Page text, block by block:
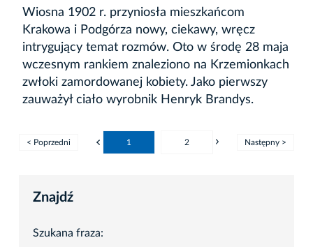
Wiosna 1902 r. przyniosła mieszkańcom
Krakowa i Podgórza nowy, ciekawy, wręcz
intrygujący temat rozmów. Oto w środę 28 maja
wczesnym rankiem znaleziono na Krzemionkach
zwłoki zamordowanej kobiety. Jako pierwszy
zauważył ciało wyrobnik Henryk Brandys.
< Poprzedni 1 2 Następny >
Znajdź
Szukana fraza: